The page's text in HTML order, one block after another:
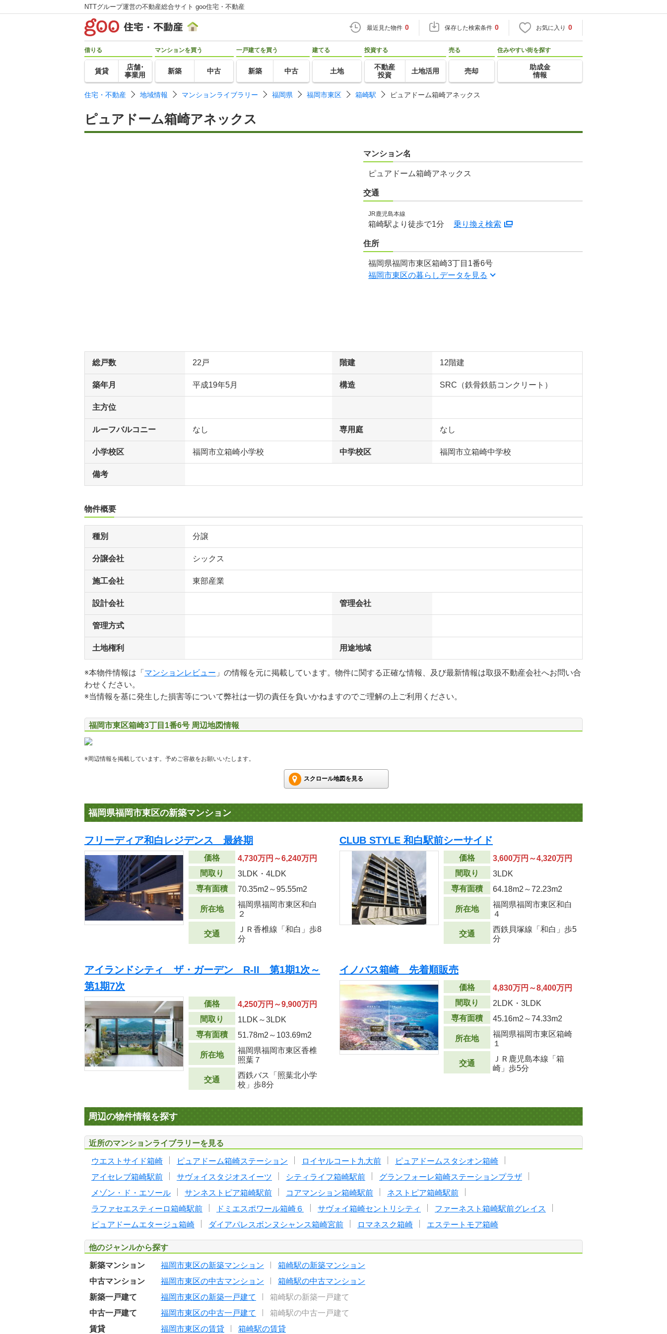
NTTグループ運営の不動産総合サイト goo住宅・不動産
最近見た物件 0 保存した検索条件 0 お気に入り 0
借りる
賃貸
店舗･
事業用
マンションを買う
新築 中古
一戸建てを買う
新築 中古
建てる
土地
投資する
不動産
投資
土地活用
売る
売却
住みやすい街を探す
助成金
情報
住宅・不動産 地域情報 マンションライブラリー 福岡県 福岡市東区 箱崎駅 ピュアドーム箱崎アネックス
ピュアドーム箱崎アネックス
マンション名
ピュアドーム箱崎アネックス
交通
JR鹿児島本線
箱崎駅より徒歩で1分 乗り換え検索
住所
福岡県福岡市東区箱崎3丁目1番6号
福岡市東区の暮らしデータを見る
総戸数 22戸 階建 12階建
築年月 平成19年5月 構造 SRC（鉄骨鉄筋コンクリート）
主方位
ルーフバルコニー なし 専用庭 なし
小学校区 福岡市立箱崎小学校 中学校区 福岡市立箱崎中学校
備考
物件概要
種別 分譲
分譲会社 シックス
施工会社 東部産業
設計会社 管理会社
管理方式
土地権利 用途地域
※本物件情報は「 マンションレビュー 」の情報を元に掲載しています。物件に関する正確な情報、及び最新情報は取扱不動産会社へお問い合
わせください。
※当情報を基に発生した損害等について弊社は一切の責任を負いかねますのでご理解の上ご利用ください。
福岡市東区箱崎3丁目1番6号 周辺地図情報
※周辺情報を掲載しています。予めご容赦をお願いいたします。
スクロール地図を見る
福岡県福岡市東区の新築マンション
フリーディア和白レジデンス 最終期
価格
4,730万円～6,240万円
間取り
3LDK・4LDK
専有面積
70.35m2 ～95.55m2
所在地
福岡県福岡市東区和白
２
交通
ＪＲ香椎線「和白」歩8
分
CLUB STYLE 和白駅前シーサイド
価格
3,600万円～4,320万円
間取り
3LDK
専有面積
64.18m2 ～72.23m2
所在地
福岡県福岡市東区和白
４
交通
西鉄貝塚線「和白」歩5
分
アイランドシティ ザ・ガーデン R-II 第1期1次～
第1期7次
価格
4,250万円～9,900万円
間取り
1LDK～3LDK
専有面積
51.78m2 ～103.69m2
所在地
福岡県福岡市東区香椎
照葉７
交通
西鉄バス「照葉北小学
校」歩8分
イノバス箱崎 先着順販売
価格
4,830万円～8,400万円
間取り
2LDK・3LDK
専有面積
45.16m2 ～74.33m2
所在地
福岡県福岡市東区箱崎
１
交通
ＪＲ鹿児島本線「箱
崎」歩5分
周辺の物件情報を探す
近所のマンションライブラリーを見る
ウエストサイド箱崎 ピュアドーム箱崎ステーション ロイヤルコート九大前
ピュアドームスタシオン箱崎
アイセレブ箱崎駅前
サヴォイスタジオスイーツ シティライフ箱崎駅前
グランフォーレ箱崎ステーションプラザ
メゾン・ド・エソール
サンネストピア箱崎駅前 コアマンション箱崎駅前
ネストピア箱崎駅前
ラファセエスティーロ箱崎駅前
ドミエスポワール箱崎６ サヴォイ箱崎セントリシティ
ファーネスト箱崎駅前グレイス
ピュアドームエタージュ箱崎
ダイアパレスボンヌシャンス箱崎宮前 ロマネスク箱崎 エステートモア箱崎
他のジャンルから探す
新築マンション 福岡市東区の新築マンション
箱崎駅の新築マンション
中古マンション
福岡市東区の中古マンション
箱崎駅の中古マンション
新築一戸建て
福岡市東区の新築一戸建て
箱崎駅の新築一戸建て
中古一戸建て
福岡市東区の中古一戸建て
箱崎駅の中古一戸建て
賃貸
福岡市東区の賃貸 箱崎駅の賃貸